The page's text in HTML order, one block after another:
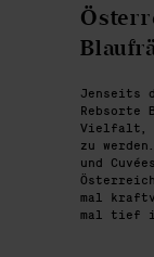
Jenseits
Vielfalt,
zu
und
mal
mal tief